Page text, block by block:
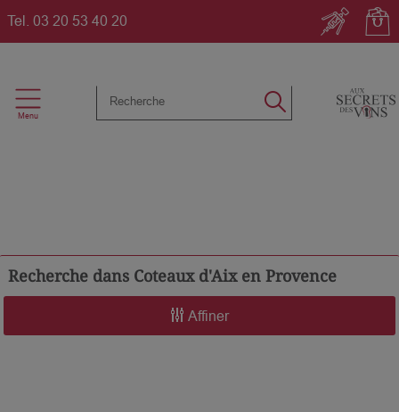
Tel. 03 20 53 40 20
Recherche dans Coteaux d'Aix en Provence
Affiner